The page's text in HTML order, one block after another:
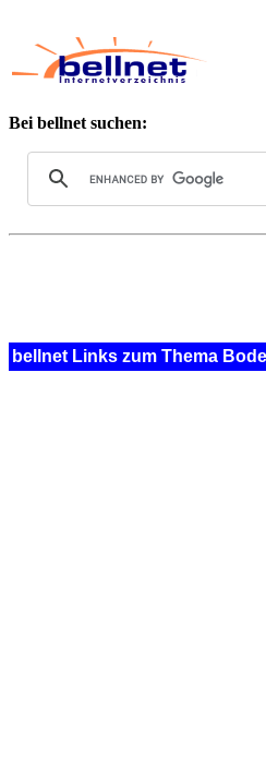
Bei bellnet suchen:
bellnet Links zum Thema